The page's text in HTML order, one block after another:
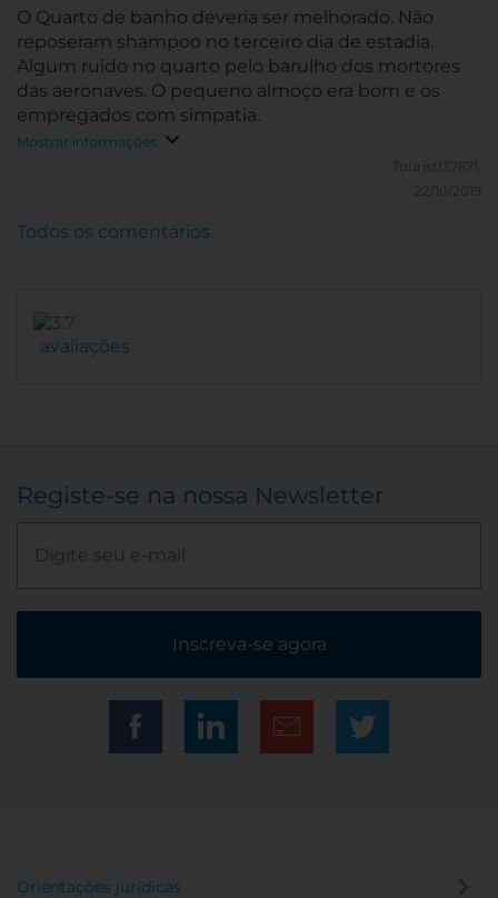
O Quarto de banho deveria ser melhorado. Não
reposeram shampoo no terceiro dia de estadia.
Algum ruído no quarto pelo barulho dos mortores
das aeronaves. O pequeno almoço era bom e os
empregados com simpatia.
Mostrar informações
Tourist137671.
22/10/2019
avaliações
Todos os comentários
Registe-se na nossa Newsletter
Inscreva-se agora
Orientações jurídicas